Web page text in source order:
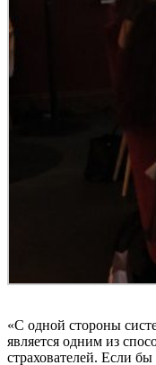
«С одной стороны
является одним из
страхователей. Если